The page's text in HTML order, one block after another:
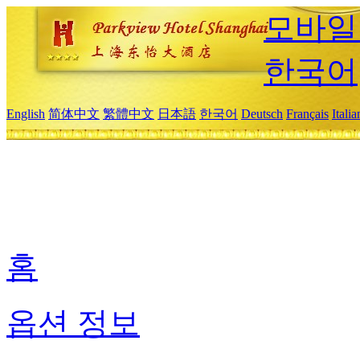
모바
한국어
English 简体中文 繁體中文 日本語 한국어 Deutsch Français
홈
옵션 정보